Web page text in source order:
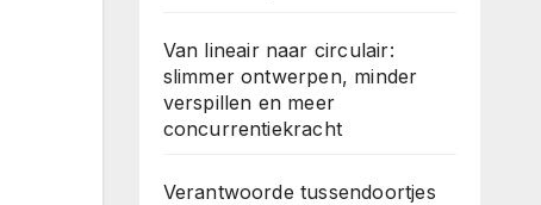
Van lineair naar circulair:
slimmer ontwerpen, minder
verspillen en meer
concurrentiekracht
Verantwoorde tussendoortjes